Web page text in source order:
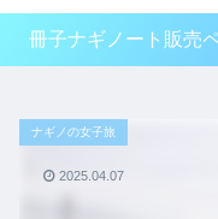
冊子ナギノート販売
ナギノの女子旅
2025.04.07